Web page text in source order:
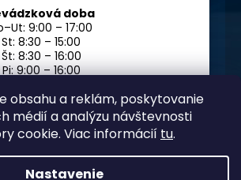
obsahu a reklám, poskytovanie
médií a analýzu návštevnosti
cookie. Viac informácií tu.
Nastavenie
doba
9:00 – 17:00
St: 8:30 – 15:00
Št: 8:30 – 16:00
Pi: 9:00 – 16:00